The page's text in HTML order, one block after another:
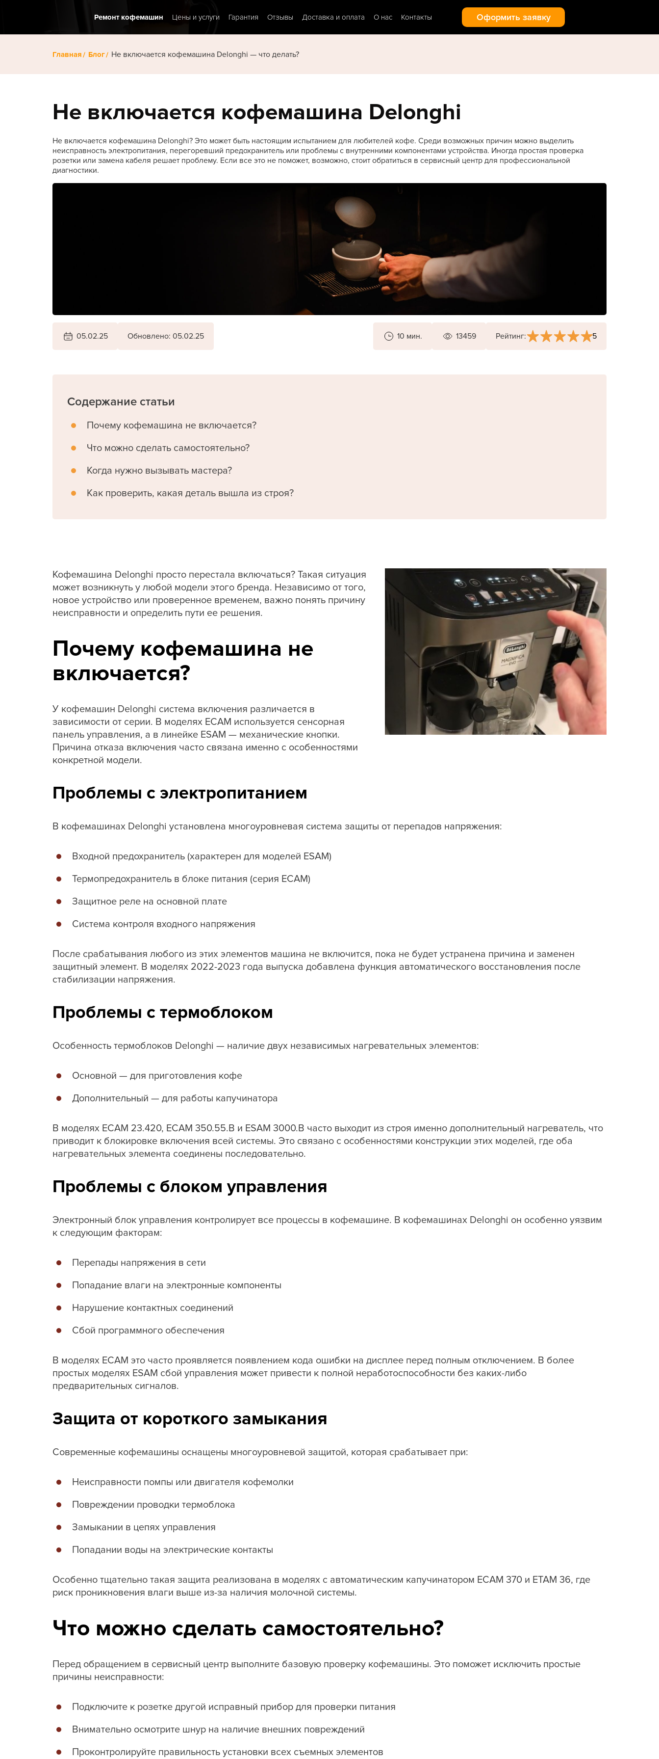
Ремонт кофемашин Цены и услуги Гарантия Отзывы Доставка и оплата О нас Контакты Оформить заявку
Главная Блог Не включается кофемашина Delonghi — что делать?
Не включается кофемашина Delonghi
Не включается кофемашина Delonghi? Это может быть настоящим испытанием для любителей кофе. Среди возможных причин можно выделить
неисправность электропитания, перегоревший предохранитель или проблемы с внутренними компонентами устройства. Иногда простая проверка
розетки или замена кабеля решает проблему. Если все это не поможет, возможно, стоит обратиться в сервисный центр для профессиональной
диагностики.
05.02.25 Обновлено: 05.02.25 10 мин. 13459 Рейтинг: 5
Содержание статьи
Почему кофемашина не включается?
Что можно сделать самостоятельно?
Когда нужно вызывать мастера?
Как проверить, какая деталь вышла из строя?
Кофемашина Delonghi просто перестала включаться? Такая ситуация
может возникнуть у любой модели этого бренда. Независимо от того,
новое устройство или проверенное временем, важно понять причину
неисправности и определить пути ее решения.
Почему кофемашина не
включается?
У кофемашин Delonghi система включения различается в
зависимости от серии. В моделях ECAM используется сенсорная
панель управления, а в линейке ESAM — механические кнопки.
Причина отказа включения часто связана именно с особенностями
конкретной модели.
Проблемы с электропитанием
В кофемашинах Delonghi установлена многоуровневая система защиты от перепадов напряжения:
Входной предохранитель (характерен для моделей ESAM)
Термопредохранитель в блоке питания (серия ECAM)
Защитное реле на основной плате
Система контроля входного напряжения
После срабатывания любого из этих элементов машина не включится, пока не будет устранена причина и заменен
защитный элемент. В моделях 2022-2023 года выпуска добавлена функция автоматического восстановления после
стабилизации напряжения.
Проблемы с термоблоком
Особенность термоблоков Delonghi — наличие двух независимых нагревательных элементов:
Основной — для приготовления кофе
Дополнительный — для работы капучинатора
В моделях ECAM 23.420, ECAM 350.55.B и ESAM 3000.B часто выходит из строя именно дополнительный нагреватель, что
приводит к блокировке включения всей системы. Это связано с особенностями конструкции этих моделей, где оба
нагревательных элемента соединены последовательно.
Проблемы с блоком управления
Электронный блок управления контролирует все процессы в кофемашине. В кофемашинах Delonghi он особенно уязвим
к следующим факторам:
Перепады напряжения в сети
Попадание влаги на электронные компоненты
Нарушение контактных соединений
Сбой программного обеспечения
В моделях ECAM это часто проявляется появлением кода ошибки на дисплее перед полным отключением. В более
простых моделях ESAM сбой управления может привести к полной неработоспособности без каких-либо
предварительных сигналов.
Защита от короткого замыкания
Современные кофемашины оснащены многоуровневой защитой, которая срабатывает при:
Неисправности помпы или двигателя кофемолки
Повреждении проводки термоблока
Замыкании в цепях управления
Попадании воды на электрические контакты
Особенно тщательно такая защита реализована в моделях с автоматическим капучинатором ECAM 370 и ETAM 36, где
риск проникновения влаги выше из-за наличия молочной системы.
Что можно сделать самостоятельно?
Перед обращением в сервисный центр выполните базовую проверку кофемашины. Это поможет исключить простые
причины неисправности:
Подключите к розетке другой исправный прибор для проверки питания
Внимательно осмотрите шнур на наличие внешних повреждений
Проконтролируйте правильность установки всех съемных элементов